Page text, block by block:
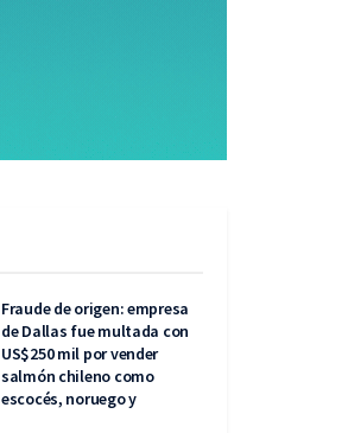
Fraude de origen: empresa
de Dallas fue multada con
US$250 mil por vender
salmón chileno como
escocés, noruego y